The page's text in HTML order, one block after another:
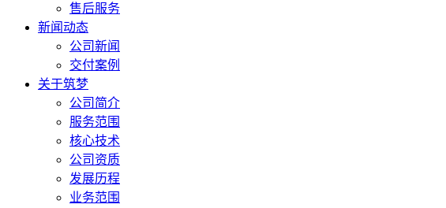
售后服务
新闻动态
公司新闻
交付案例
关于筑梦
公司简介
服务范围
核心技术
公司资质
发展历程
业务范围